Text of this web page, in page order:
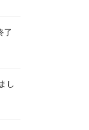
了
し